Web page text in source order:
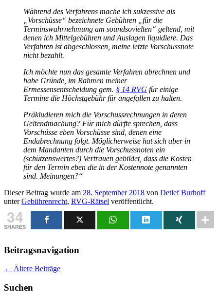
Während des Verfahrens mache ich sukzessive als
„Vorschüsse“ bezeichnete Gebühren „für die
Terminswahrnehmung am soundsovielten“ geltend, mit
denen ich Mittelgebühren und Auslagen liquidiere. Das
Verfahren ist abgeschlossen, meine letzte Vorschussnote
nicht bezahlt.
Ich möchte nun das gesamte Verfahren abrechnen und
habe Gründe, im Rahmen meiner
Ermessensentscheidung gem. § 14 RVG für einige
Termine die Höchstgebühr für angefallen zu halten.
Präkludieren mich die Vorschussrechnungen in deren
Geltendmachung? Für mich dürfte sprechen, dass
Vorschüsse eben Vorschüsse sind, denen eine
Endabrechnung folgt. Möglicherweise hat sich aber in
dem Mandanten durch die Vorschussnoten ein
(schützenswertes?) Vertrauen gebildet, dass die Kosten
für den Termin eben die in der Kostennote genannten
sind. Meinungen?“
Dieser Beitrag wurde am 28. September 2018 von Detlef Burhoff
unterGebührenrecht, RVG-Rätsel veröffentlicht.
34
SHARES
Beitragsnavigation
← Ältere Beiträge
Suchen